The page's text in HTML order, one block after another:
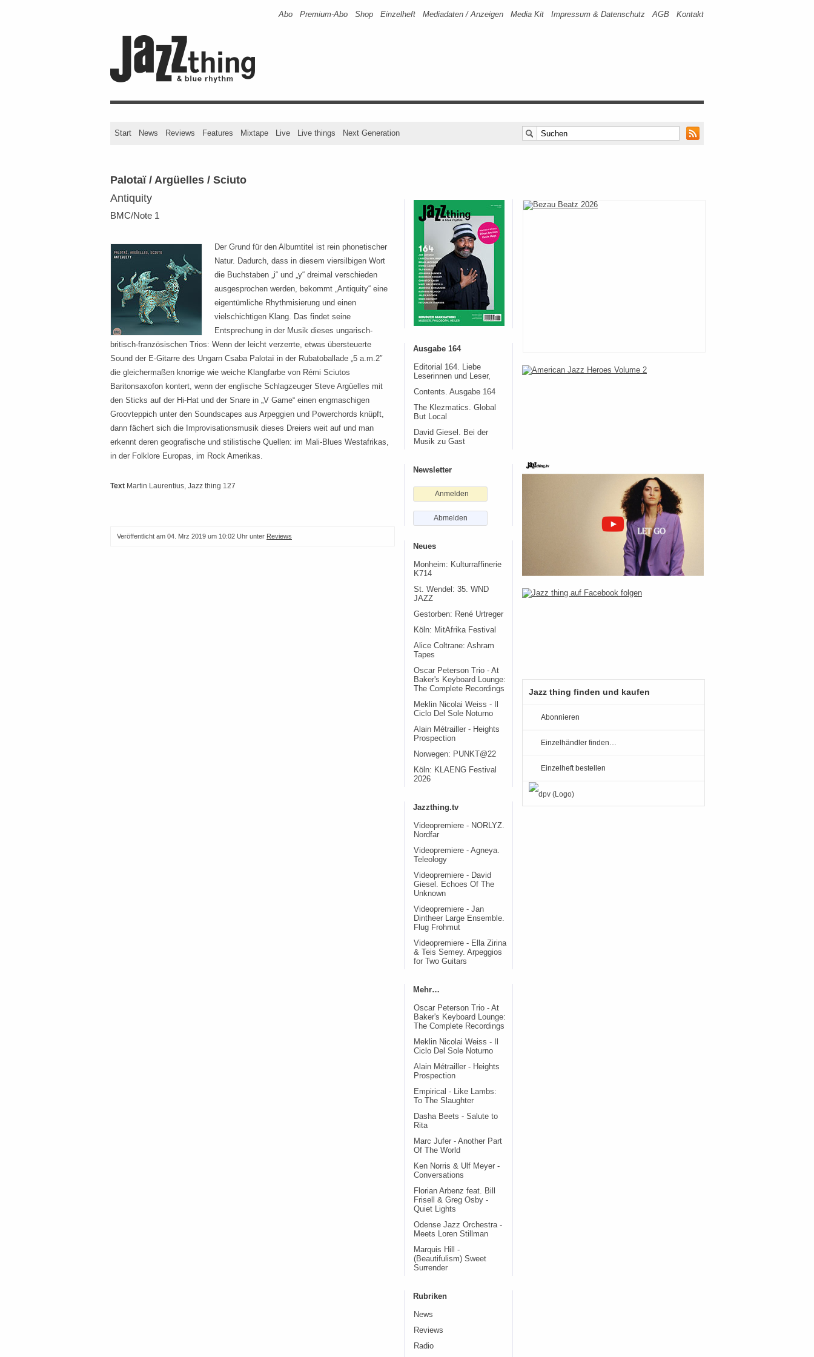
Abo Premium-Abo Shop Einzelheft Mediadaten / Anzeigen Media Kit Impressum & Datenschutz AGB Kontakt
Start News Reviews Features Mixtape Live Live things Next Generation
Palotaï / Argüelles / Sciuto
Antiquity
BMC/Note 1
Der Grund für den Albumtitel ist rein phonetischer
Natur. Dadurch, dass in diesem viersilbigen Wort
die Buchstaben „i“ und „y“ dreimal verschieden
ausgesprochen werden, bekommt „Antiquity“ eine
eigentümliche Rhythmisierung und einen
vielschichtigen Klang. Das findet seine
Entsprechung in der Musik dieses ungarisch-
britisch-französischen Trios: Wenn der leicht verzerrte, etwas übersteuerte
Sound der E-Gitarre des Ungarn Csaba Palotaï in der Rubatoballade „5 a.m.2″
die gleichermaßen knorrige wie weiche Klangfarbe von Rémi Sciutos
Baritonsaxofon kontert, wenn der englische Schlagzeuger Steve Argüelles mit
den Sticks auf der Hi-Hat und der Snare in „V Game“ einen engmaschigen
Groovteppich unter den Soundscapes aus Arpeggien und Powerchords knüpft,
dann fächert sich die Improvisationsmusik dieses Dreiers weit auf und man
erkennt deren geografische und stilistische Quellen: im Mali-Blues Westafrikas,
in der Folklore Europas, im Rock Amerikas.
Text Martin Laurentius, Jazz thing 127
Veröffentlicht am 04. Mrz 2019 um 10:02 Uhr unter Reviews
Ausgabe 164
Editorial 164. Liebe
Leserinnen und Leser,
Contents. Ausgabe 164
The Klezmatics. Global
But Local
David Giesel. Bei der
Musik zu Gast
Newsletter
Anmelden
Abmelden
Neues
Monheim: Kulturraffinerie
K714
St. Wendel: 35. WND
JAZZ
Gestorben: René Urtreger
Köln: MitAfrika Festival
Alice Coltrane: Ashram
Tapes
Oscar Peterson Trio - At
Baker's Keyboard Lounge:
The Complete Recordings
Meklin Nicolai Weiss - Il
Ciclo Del Sole Noturno
Alain Métrailler - Heights
Prospection
Norwegen: PUNKT@22
Köln: KLAENG Festival
2026
Jazzthing.tv
Videopremiere - NORLYZ.
Nordfar
Videopremiere - Agneya.
Teleology
Videopremiere - David
Giesel. Echoes Of The
Unknown
Videopremiere - Jan
Dintheer Large Ensemble.
Flug Frohmut
Videopremiere - Ella Zirina
& Teis Semey. Arpeggios
for Two Guitars
Mehr…
Oscar Peterson Trio - At
Baker's Keyboard Lounge:
The Complete Recordings
Meklin Nicolai Weiss - Il
Ciclo Del Sole Noturno
Alain Métrailler - Heights
Prospection
Empirical - Like Lambs:
To The Slaughter
Dasha Beets - Salute to
Rita
Marc Jufer - Another Part
Of The World
Ken Norris & Ulf Meyer -
Conversations
Florian Arbenz feat. Bill
Frisell & Greg Osby -
Quiet Lights
Odense Jazz Orchestra -
Meets Loren Stillman
Marquis Hill -
(Beautifulism) Sweet
Surrender
Rubriken
News
Reviews
Radio
Jazz thing finden und kaufen
Abonnieren
Einzelhändler finden…
Einzelheft bestellen